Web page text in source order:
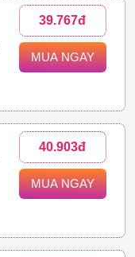
39.767đ
MUA NGAY
40.903đ
MUA NGAY